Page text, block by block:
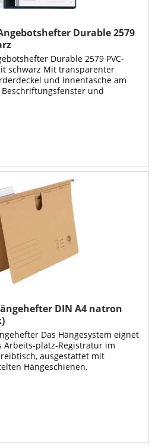
Durable 2579
Durable 2579 PVC-
schwarz Mit transparenter
und Innentasche am
Beschriftungsfenster und
DIN A4 natron
Das Hängesystem eignet
Arbeits-platz-Registratur im
ausgestattet mit
Hängeschienen,